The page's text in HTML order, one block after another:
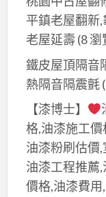
平鎮老屋翻新
老屋延壽(8 瀏
鐵皮屋頂隔音
熱隔音隔震氈
【漆博士】
格,油漆施工
油漆粉刷估價
油漆工程推薦
價格,油漆費